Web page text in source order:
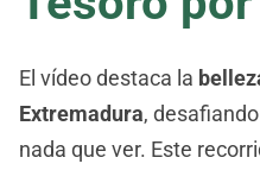
El vídeo destaca la
Extremadura,
nada que ver. Este